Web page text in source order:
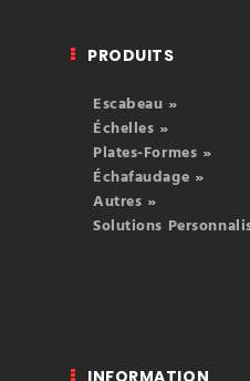
PRODUITS
Escabeau »
Échelles »
Plates-Formes »
Échafaudage »
Autres »
Solutions
INFORMATION